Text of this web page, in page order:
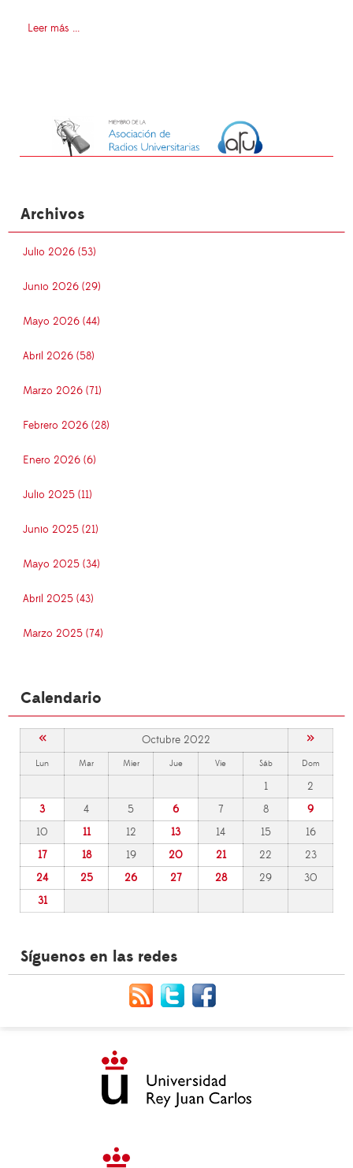
Leer más ...
Archivos
Julio 2026 (53)
Junio 2026 (29)
Mayo 2026 (44)
Abril 2026 (58)
Marzo 2026 (71)
Febrero 2026 (28)
Enero 2026 (6)
Julio 2025 (11)
Junio 2025 (21)
Mayo 2025 (34)
Abril 2025 (43)
Marzo 2025 (74)
Calendario
« Octubre 2022 »
Lun Mar Mier Jue Vie Sáb Dom
1
2
3
4 5 6 7 8
9
10
11 12 13 14 15
16
17
18 19 20 21 22
23
24
25 26 27 28 29
30
31
Síguenos en las redes